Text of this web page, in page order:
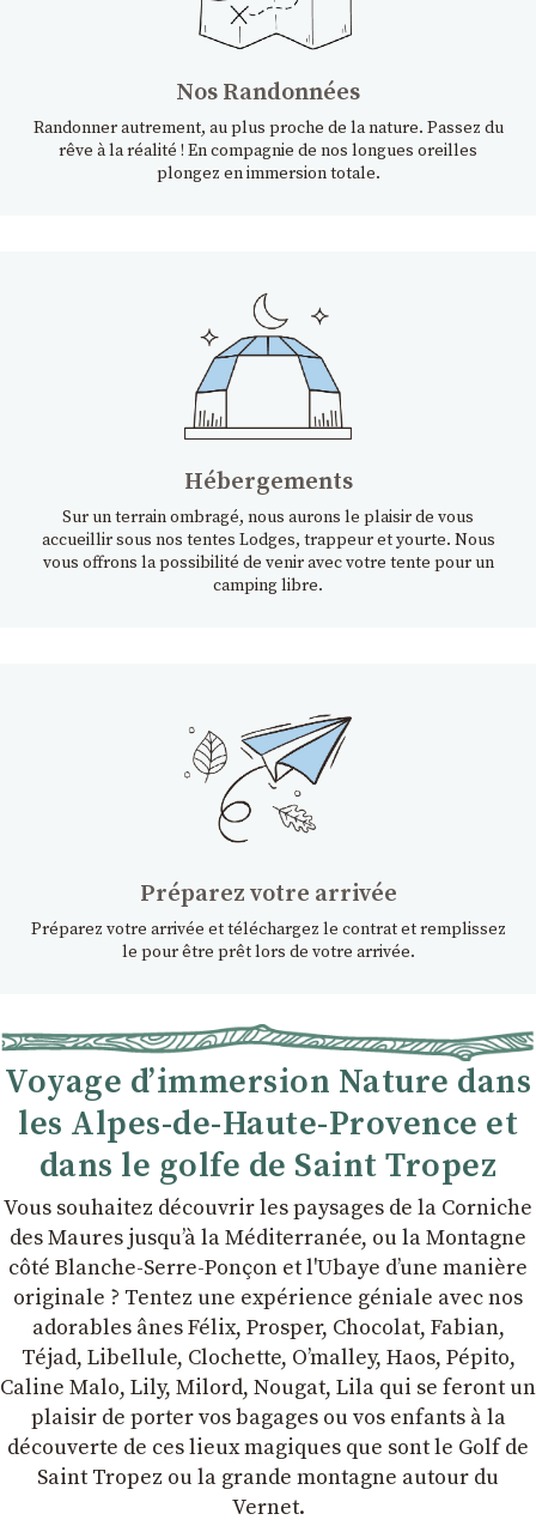
Nos Randonnées
Randonner autrement, au plus proche de la nature. Passez du
rêve à la réalité ! En compagnie de nos longues oreilles
plongez en immersion totale.
Hébergements
Sur un terrain ombragé, nous aurons le plaisir de vous
accueillir sous nos tentes Lodges, trappeur et yourte. Nous
vous offrons la possibilité de venir avec votre tente pour un
camping libre.
Préparez votre arrivée
Préparez votre arrivée et téléchargez le contrat et remplissez
le pour être prêt lors de votre arrivée.
Voyage d’immersion Nature dans
les Alpes-de-Haute-Provence et
dans le golfe de Saint Tropez
Vous souhaitez découvrir les paysages de la Corniche
des Maures jusqu’à la Méditerranée, ou la Montagne
côté Blanche-Serre-Ponçon et l'Ubaye dʼune manière
originale ? Tentez une expérience géniale avec nos
adorables ânes Félix, Prosper, Chocolat, Fabian,
Téjad, Libellule, Clochette, Oʼmalley, Haos, Pépito,
Caline Malo, Lily, Milord, Nougat, Lila qui se feront un
plaisir de porter vos bagages ou vos enfants à la
découverte de ces lieux magiques que sont le Golf de
Saint Tropez ou la grande montagne autour du
Vernet.